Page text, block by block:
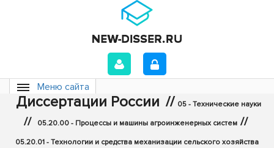
Меню сайта
Диссертации России // 05 - Технические науки
// 05.20.00 - Процессы и машины агроинженерных систем //
05.20.01 - Технологии и средства механизации сельского хозяйства